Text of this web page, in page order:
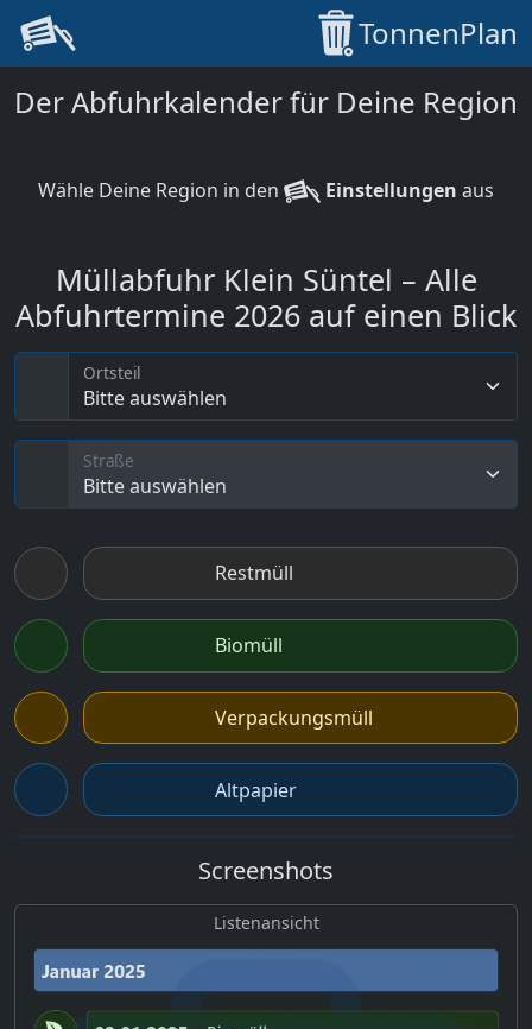
TonnenPlan
Der Abfuhrkalender für Deine Region
Wähle Deine Region in den Einstellungen aus
Müllabfuhr Klein Süntel – Alle
Abfuhrtermine 2026 auf einen Blick
Bitte auswählen
Ortsteil
Bitte auswählen
Straße
Restmüll
Biomüll
Verpackungsmüll
Altpapier
Screenshots
Listenansicht